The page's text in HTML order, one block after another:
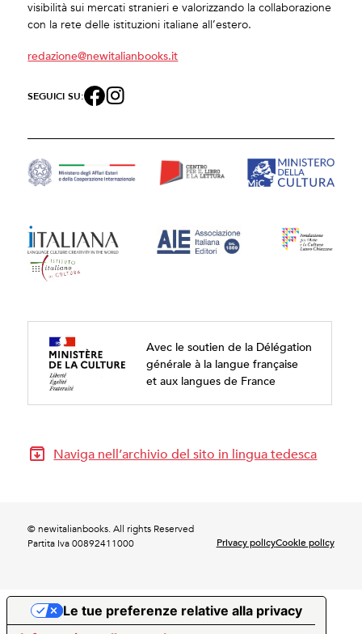
visibilità sui mercati stranieri e valorizzando la collaborazione
con la rete delle istituzioni italiane all’estero.
redazione@newitalianbooks.it
SEGUICI SU:
Avec le soutien de la Délégation
générale à la langue française
et aux langues de France
Naviga nell’archivio del sito in lingua tedesca
© newitalianbooks. All rights Reserved
Partita Iva 00892411000
Privacy policyCookie policy
Le tue preferenze relative alla privacy